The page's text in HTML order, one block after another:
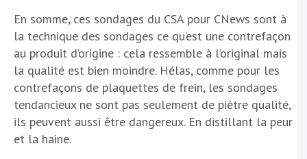
En somme, ces sondages du CSA pour CNews sont à
la technique des sondages ce qu’est une contrefaçon
au produit d’origine : cela ressemble à l’original mais
la qualité est bien moindre. Hélas, comme pour les
contrefaçons de plaquettes de frein, les sondages
tendancieux ne sont pas seulement de piètre qualité,
ils peuvent aussi être dangereux. En distillant la peur
et la haine.